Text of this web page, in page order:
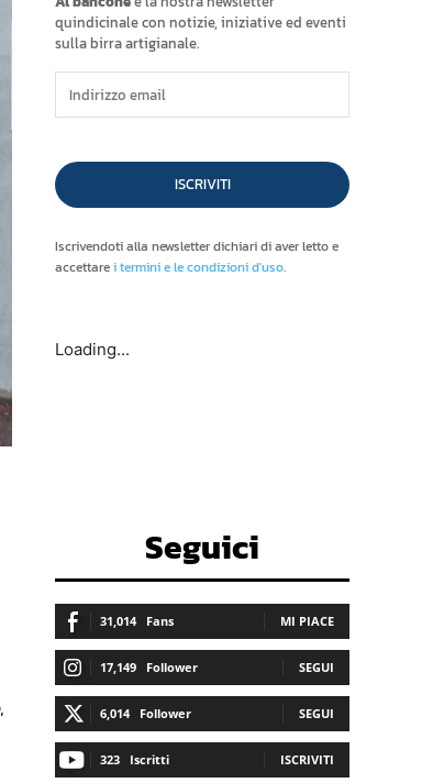
quindicinale con notizie, iniziative ed eventi
sulla birra artigianale.
ISCRIVITI
Iscrivendoti alla newsletter dichiari di aver letto e
accettarei termini e le condizioni d'uso.
Loading...
Seguici
31,014 Fans MI PIACE
17,149 Follower SEGUI
6,014 Follower SEGUI
323 Iscritti ISCRIVITI